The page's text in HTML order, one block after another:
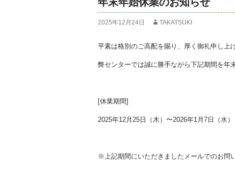
2025年12月24日 TAKATSUKI
平素は格別のご高配を賜り、厚く御礼申し上
弊センターでは誠に勝手ながら下記期間を年
[休業期間]
2025年12月25日（木）〜2026年1月7日（水）
※上記期間にいただきましたメールでのお問